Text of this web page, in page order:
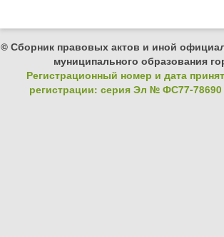
© Сборник правовых актов и иной
муниципального образования
Регистрационный номер и дата
регистрации: серия Эл № ФС77-78690